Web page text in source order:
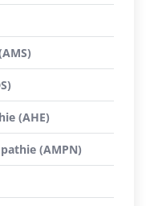
(AHE)
(AMPN)